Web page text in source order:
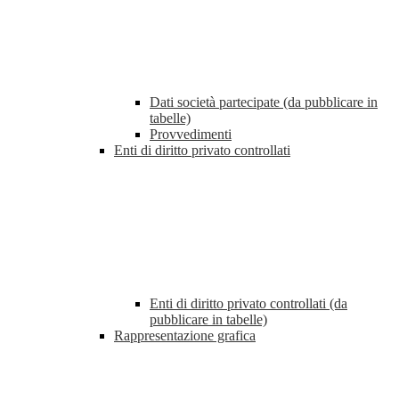
Dati società partecipate (da pubblicare in
tabelle)
Provvedimenti
Enti di diritto privato controllati
Enti di diritto privato controllati (da
pubblicare in tabelle)
Rappresentazione grafica